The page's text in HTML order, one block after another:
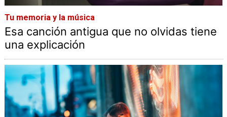
Tu memoria y la música
Esa canción antigua que no olvidas tiene
una explicación